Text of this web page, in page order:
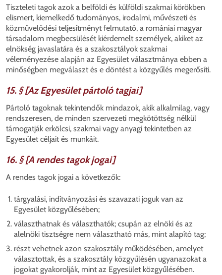
Tiszteleti tagok azok a belföldi és külföldi szakmai körökben
elismert, kiemelkedő tudományos, irodalmi, művészeti és
közművelődési teljesítményt felmutató, a romániai magyar
társadalom megbecsülését kiérdemelt személyek, akiket az
elnökség javaslatára és a szakosztályok szakmai
véleményezése alapján az Egyesület választmánya ebben a
minőségben megválaszt és e döntést a közgyűlés megerősíti.
15. § [Az Egyesület pártoló tagjai]
Pártoló tagoknak tekintendők mindazok, akik alkalmilag, vagy
rendszeresen, de minden szervezeti megkötöttség nélkül
támogatják erkölcsi, szakmai vagy anyagi tekintetben az
Egyesület céljait és munkáit.
16. § [A rendes tagok jogai]
A rendes tagok jogai a következők:
tárgyalási, indítványozási és szavazati joguk van az
Egyesület közgyűlésében;
választhatnak és választhatók; csupán az elnöki és az
alelnöki tisztségre nem választható más, mint alapító tag;
részt vehetnek azon szakosztály működésében, amelyet
választottak, és a szakosztály közgyűlésén ugyanazokat a
jogokat gyakorolják, mint az Egyesület közgyűlésében.